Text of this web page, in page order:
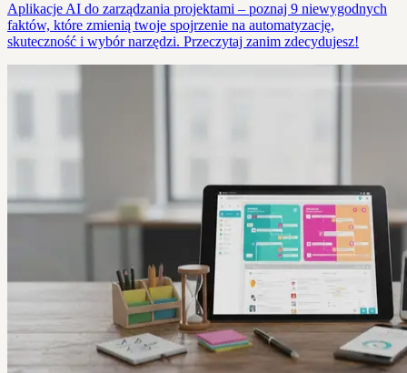
Aplikacje AI do zarządzania projektami – poznaj 9 niewygodnych
faktów, które zmienią twoje spojrzenie na automatyzację,
skuteczność i wybór narzędzi. Przeczytaj zanim zdecydujesz!